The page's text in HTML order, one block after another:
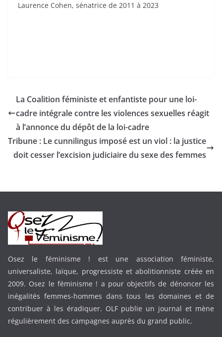
Laurence Cohen, sénatrice de 2011 à 2023
La Coalition féministe et enfantiste pour une loi-
cadre intégrale contre les violences sexuelles réagit
à l’annonce du dépôt de la loi-cadre
Tribune : Le cunnilingus imposé est un viol : la justice
doit cesser l’excision judiciaire du sexe des femmes
Osez le féminisme ! est une association féministe,
universaliste, laïque, progressiste et abolitionniste créée en
2009. Osez le féminisme ! a pour objectifs de dénoncer les
inégalités femmes-hommes dans tous les domaines et de
contribuer à les éradiquer. OLF publie un journal et mène
régulièrement des campagnes auprès du grand public.